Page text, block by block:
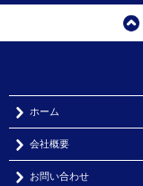
ホーム
会社概要
お問い合わせ